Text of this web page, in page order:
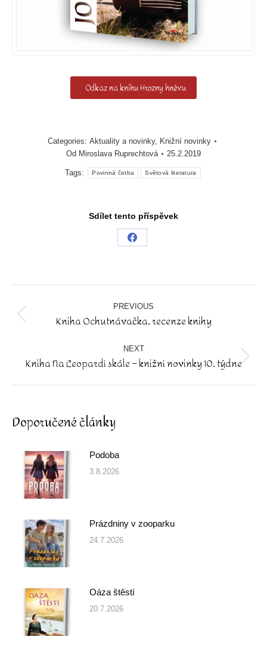
Odkaz na knihu Hrozny hněvu
Categories: Aktuality a novinky, Knižní novinky
Od Miroslava Ruprechtová 25.2.2019
Tags: Povinná četba Světová literatura
Sdílet tento příspěvek
Share
Post
navigation PREVIOUS
Previous
Kniha Ochutnávačka, recenze knihy
NEXT
Next
Kniha Na Leopardí skále – knižní novinky 10. týdne
Doporučené články
Podoba
3.8.2026
Prázdniny v zooparku
24.7.2026
Oáza štěstí
20.7.2026